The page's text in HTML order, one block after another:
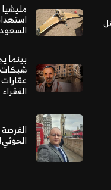
بينما
شبكات
الفقراء
الحوثي!